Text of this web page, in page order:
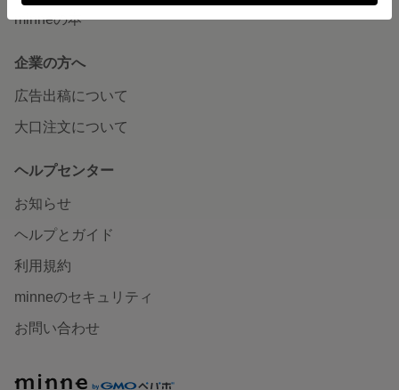
minneの本
企業の方へ
広告出稿について
大口注文について
ヘルプセンター
お知らせ
ヘルプとガイド
利用規約
minneのセキュリティ
お問い合わせ